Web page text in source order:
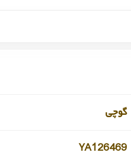
گوچی
YA126469